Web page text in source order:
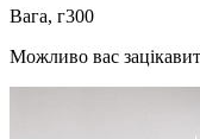
Вага, г300
Можливо вас